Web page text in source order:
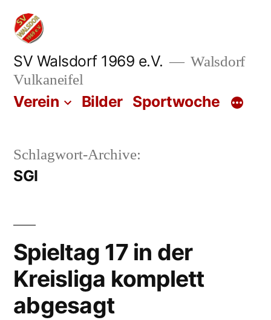
Zum
Inhalt
springen
SV Walsdorf 1969 e.V.
Walsdorf
Vulkaneifel
Verein Bilder Sportwoche
Schlagwort-Archive:
SGI
Spieltag 17 in der
Kreisliga komplett
abgesagt